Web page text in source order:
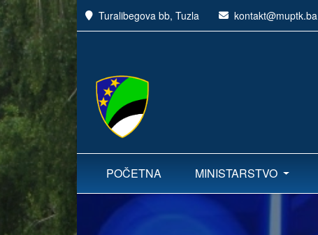
Turalibegova bb, Tuzla kontakt@muptk.ba
POČETNA MINISTARSTVO